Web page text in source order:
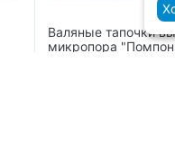
Валяные тапочки
микропора